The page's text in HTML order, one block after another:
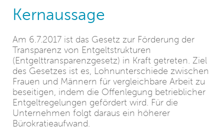
Kernaussage
Am 6.7.2017 ist das Gesetz zur Förderung der
Transparenz von Entgeltstrukturen
(Entgelttransparenzgesetz) in Kraft getreten. Ziel
des Gesetzes ist es, Lohnunterschiede zwischen
Frauen und Männern für vergleichbare Arbeit zu
beseitigen, indem die Offenlegung betrieblicher
Entgeltregelungen gefördert wird. Für die
Unternehmen folgt daraus ein höherer
Bürokratieaufwand.